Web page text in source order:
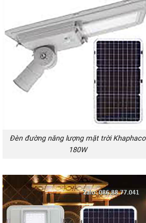
Đèn đường năng lượng mặt trời Khaphaco
180W